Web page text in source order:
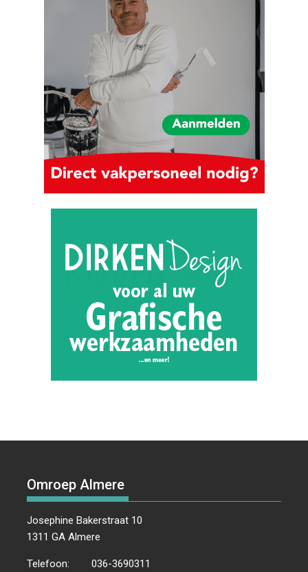
Omroep Almere
Josephine Bakerstraat 10
1311 GA Almere
Telefoon:
036-3690311